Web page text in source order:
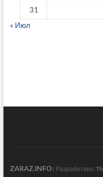
31
« Июл
ZARAZ.INFO| Разработано: